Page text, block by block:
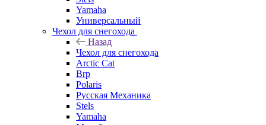
Yamaha
Универсальный
Чехол для снегохода
Назад
Чехол для снегохода
Arctic Cat
Brp
Polaris
Русская Механика
Stels
Yamaha